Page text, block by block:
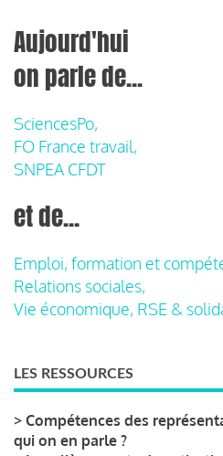
Aujourd'hui
on parle de...
SciencesPo,
FO France travail,
SNPEA CFDT
et de...
Emploi, formation et
Relations sociales,
Vie économique, RSE &
LES RESSOURCES
> Compétences des
qui on en parle ?